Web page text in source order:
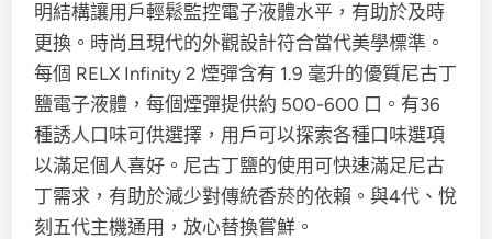
明結構讓用戶輕鬆監控電子液體水平，有助於及時
更換。時尚且現代的外觀設計符合當代美學標準。
每個 RELX Infinity 2 煙彈含有 1.9 毫升的優質尼古丁
鹽電子液體，每個煙彈提供約 500-600 口。有36
種誘人口味可供選擇，用戶可以探索各種口味選項
以滿足個人喜好。尼古丁鹽的使用可快速滿足尼古
丁需求，有助於減少對傳統香菸的依賴。與4代、悅
刻五代主機通用，放心替換嘗鮮。